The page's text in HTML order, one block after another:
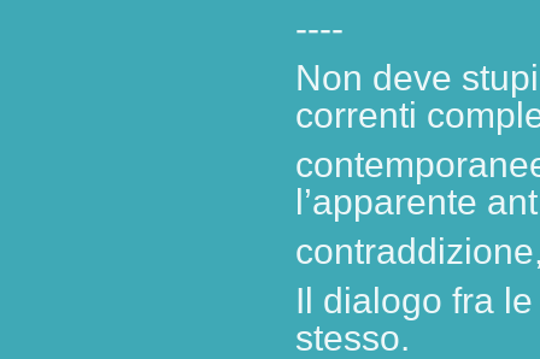
----
Non deve
correnti
l’apparente
Il dialogo fra
stesso.